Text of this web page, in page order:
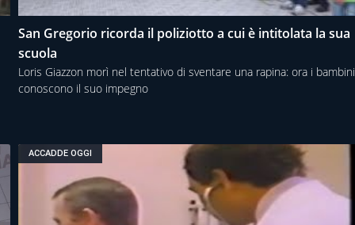
San Gregorio ricorda il poliziotto a cui è intitolata la sua
scuola
Loris Giazzon morì nel tentativo di sventare una rapina: ora i bambini
conoscono il suo impegno
ACCADDE OGGI